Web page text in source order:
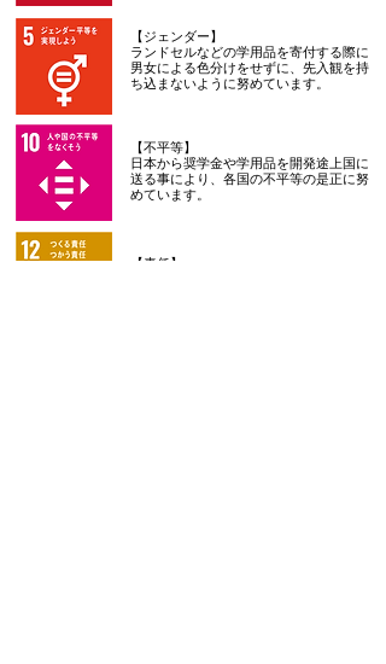
【ジェンダー】
ランドセルなどの学用品を寄付する際に
男女による色分けをせずに、先入観を持
ち込まないように努めています。
【不平等】
日本から奨学金や学用品を開発途上国に
送る事により、各国の不平等の是正に努
めています。
【責任】